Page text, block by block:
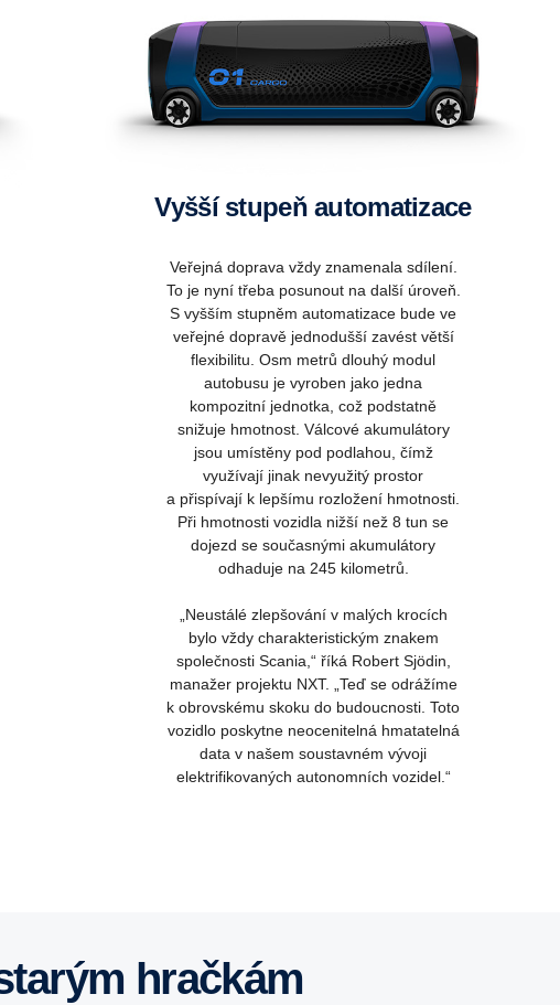
Vyšší stupeň automatizace
Veřejná doprava vždy znamenala sdílení.
To je nyní třeba posunout na další úroveň.
S vyšším stupněm automatizace bude ve
veřejné dopravě jednodušší zavést větší
flexibilitu. Osm metrů dlouhý modul
autobusu je vyroben jako jedna
kompozitní jednotka, což podstatně
snižuje hmotnost. Válcové akumulátory
jsou umístěny pod podlahou, čímž
využívají jinak nevyužitý prostor
a přispívají k lepšímu rozložení hmotnosti.
Při hmotnosti vozidla nižší než 8 tun se
dojezd se současnými akumulátory
odhaduje na 245 kilometrů.
„Neustálé zlepšování v malých krocích
bylo vždy charakteristickým znakem
společnosti Scania,“ říká Robert Sjödin,
manažer projektu NXT. „Teď se odrážíme
k obrovskému skoku do budoucnosti. Toto
vozidlo poskytne neocenitelná hmatatelná
data v našem soustavném vývoji
elektrifikovaných autonomních vozidel.“
hračkám